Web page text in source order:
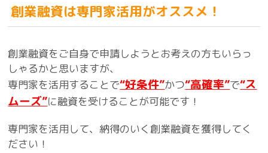
創業融資は専門家活用がオススメ！
創業融資をご自身で申請しようとお考えの方もいらっ
しゃるかと思いますが、
専門家を活用することで“好条件”かつ“高確率”で“ス
ムーズ”に融資を受けることが可能です！
専門家を活用して、納得のいく創業融資を獲得してく
ださい！